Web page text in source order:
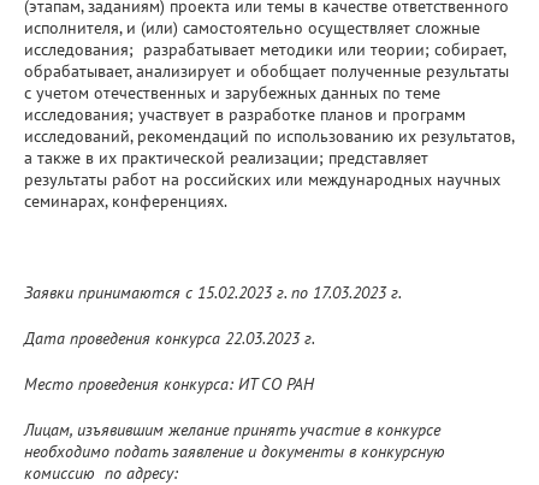
(этапам, заданиям) проекта или темы в качестве ответственного
исполнителя, и (или) самостоятельно осуществляет сложные
исследования; разрабатывает методики или теории; собирает,
обрабатывает, анализирует и обобщает полученные результаты
с учетом отечественных и зарубежных данных по теме
исследования; участвует в разработке планов и программ
исследований, рекомендаций по использованию их результатов,
а также в их практической реализации; представляет
результаты работ на российских или международных научных
семинарах, конференциях.
Заявки принимаются с 15.02.2023 г. по 17.03.2023 г.
Дата проведения конкурса 22.03.2023 г.
Место проведения конкурса: ИТ СО РАН
Лицам, изъявившим желание принять участие в конкурсе
необходимо подать заявление и документы в конкурсную
комиссию по адресу: